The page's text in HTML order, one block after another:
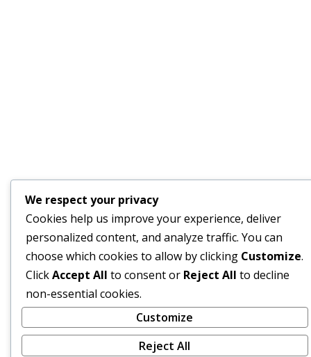
We respect your privacy
Cookies help us improve your experience, deliver
personalized content, and analyze traffic. You can
choose which cookies to allow by clicking Customize.
ClickAccept All to consent or Reject All to decline
non-essential cookies.
Customize
Reject All